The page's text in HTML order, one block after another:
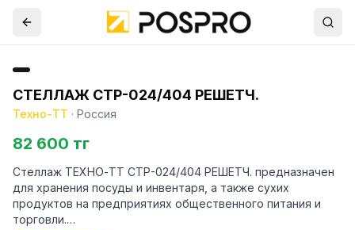
СТЕЛЛАЖ СТР-024/404 РЕШЕТЧ.
Техно-ТТ · Россия
82 600 тг
Стеллаж ТЕХНО-ТТ СТР-024/404 РЕШЕТЧ. предназначен
для хранения посуды и инвентаря, а также сухих
продуктов на предприятиях общественного питания и
торговли.